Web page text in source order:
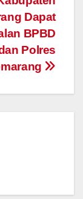
Dapat
BPBD
Polres